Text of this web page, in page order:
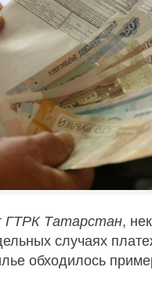
ГТРК Татарстан,
случаях
обходилось